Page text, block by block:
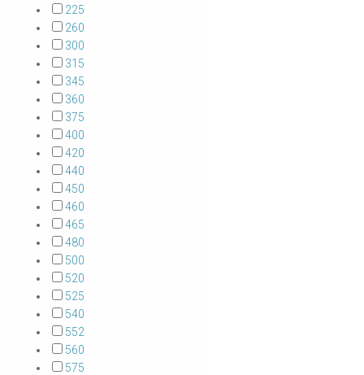
225
260
300
315
345
360
375
400
420
440
450
460
465
480
500
520
525
540
552
560
575